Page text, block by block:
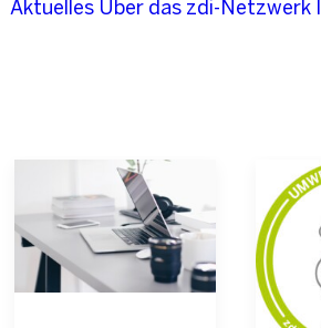
Aktuelles Über das zdi-Netzwerk